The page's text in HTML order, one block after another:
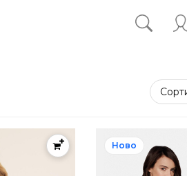
Ново